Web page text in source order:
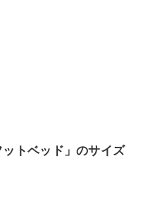
トベッド」のサイズ